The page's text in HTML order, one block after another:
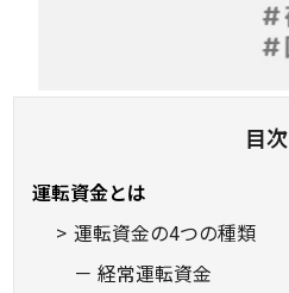
目次
運転資金とは
運転資金の4つの種類
経常運転資金